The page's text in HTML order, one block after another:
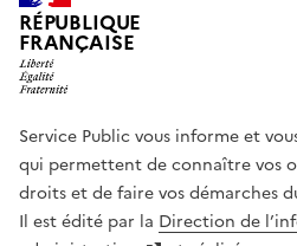
RÉPUBLIQUE
FRANÇAISE
Service Public vous informe et
qui permettent de connaître vos
droits et de faire vos démarches
Il est édité par la Direction de